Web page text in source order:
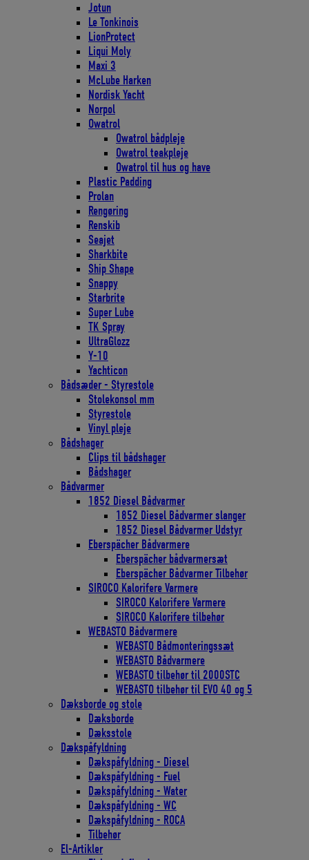
Jotun
Le Tonkinois
LionProtect
Liqui Moly
Maxi 3
McLube Harken
Nordisk Yacht
Norpol
Owatrol
Owatrol bådpleje
Owatrol teakpleje
Owatrol til hus og have
Plastic Padding
Prolan
Rengøring
Renskib
Seajet
Sharkbite
Ship Shape
Snappy
Starbrite
Super Lube
TK Spray
UltraGlozz
Y-10
Yachticon
Bådsæder - Styrestole
Stolekonsol mm
Styrestole
Vinyl pleje
Bådshager
Clips til bådshager
Bådshager
Bådvarmer
1852 Diesel Bådvarmer
1852 Diesel Bådvarmer slanger
1852 Diesel Bådvarmer Udstyr
Eberspächer Bådvarmere
Eberspächer bådvarmersæt
Eberspächer Bådvarmer Tilbehør
SIROCO Kalorifere Varmere
SIROCO Kalorifere Varmere
SIROCO Kalorifere tilbehør
WEBASTO Bådvarmere
WEBASTO Bådmonteringssæt
WEBASTO Bådvarmere
WEBASTO tilbehør til 2000STC
WEBASTO tilbehør til EVO 40 og 5
Dæksborde og stole
Dæksborde
Dæksstole
Dækspåfyldning
Dækspåfyldning - Diesel
Dækspåfyldning - Fuel
Dækspåfyldning - Water
Dækspåfyldning - WC
Dækspåfyldning - ROCA
Tilbehør
El-Artikler